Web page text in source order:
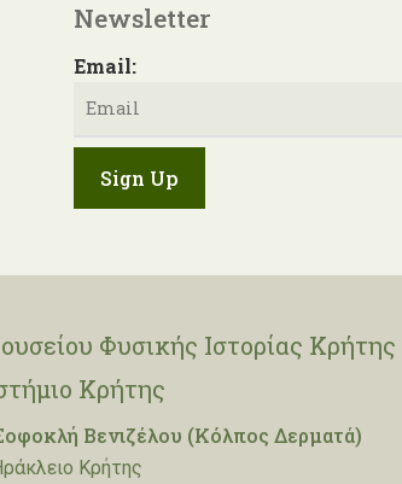
Newsletter
Email:
Φυσικής Ιστορίας Κρήτης
Κρήτης
Βενιζέλου (Κόλπος Δερματά)
Κρήτης